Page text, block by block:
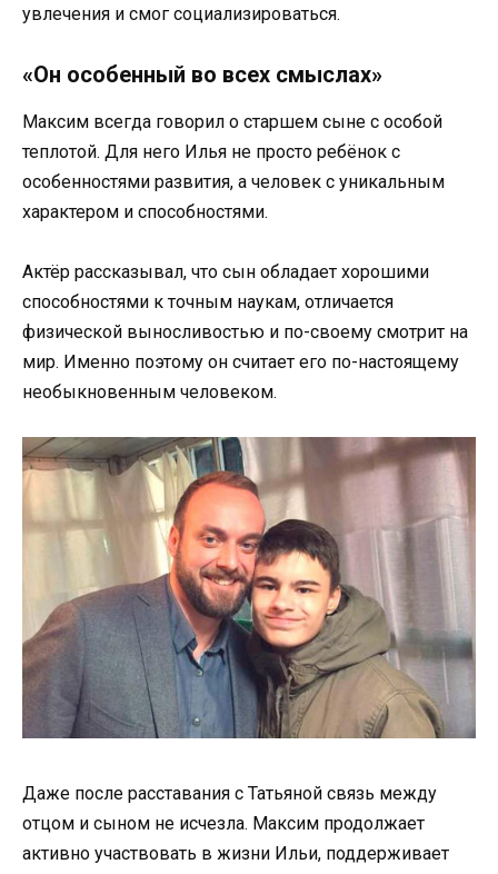
увлечения и смог социализироваться.
«Он особенный во всех смыслах»
Максим всегда говорил о старшем сыне с особой
теплотой. Для него Илья не просто ребёнок с
особенностями развития, а человек с уникальным
характером и способностями.
Актёр рассказывал, что сын обладает хорошими
способностями к точным наукам, отличается
физической выносливостью и по-своему смотрит на
мир. Именно поэтому он считает его по-настоящему
необыкновенным человеком.
Даже после расставания с Татьяной связь между
отцом и сыном не исчезла. Максим продолжает
активно участвовать в жизни Ильи, поддерживает